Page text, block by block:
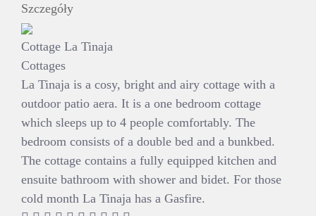
Szczegóły
Cottage La Tinaja
Cottages
La Tinaja is a cosy, bright and airy cottage with a
outdoor patio aera. It is a one bedroom cottage
which sleeps up to 4 people comfortably. The
bedroom consists of a double bed and a bunkbed.
The cottage contains a fully equipped kitchen and
ensuite bathroom with shower and bidet. For those
cold month La Tinaja has a Gasfire.